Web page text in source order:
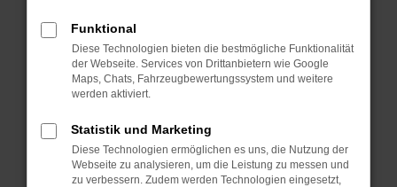
Fenster?
Starte dein Gerät neu.
Das kann manchmal helfen, vorübergehende
Probleme zu beheben.
Betriebssystem auf dem neuesten Stand
sind.
Veraltete Software birgt nicht nur ein
Funktional
Diese Technologien bieten die bestmögliche Funktionalität
der Webseite. Services von Drittanbietern wie Google
Maps, Chats, Fahrzeugbewertungssystem und weitere
werden aktiviert.
Statistik und Marketing
Diese Technologien ermöglichen es uns, die Nutzung der
Webseite zu analysieren, um die Leistung zu messen und
zu verbessern. Zudem werden Technologien eingesetzt,